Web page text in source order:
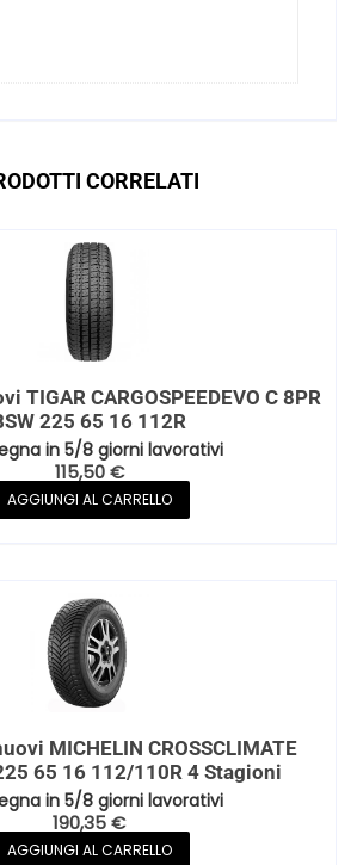
CORRELATI
TIGAR CARGOSPEEDEVO C 8PR
225 65 16 112R
in 5/8 giorni lavorativi
115,50€
AGGIUNGI AL CARRELLO
MICHELIN CROSSCLIMATE
65 16 112/110R 4 Stagioni
in 5/8 giorni lavorativi
190,35€
AGGIUNGI AL CARRELLO